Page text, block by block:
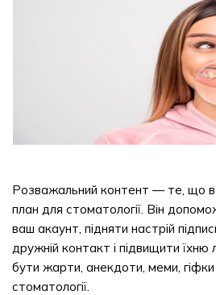
Розважальний контент — те, що
план для стоматології. Він
ваш акаунт, підняти настрій
дружній контакт і підвищити
бути жарти, анекдоти, меми,
стоматології.